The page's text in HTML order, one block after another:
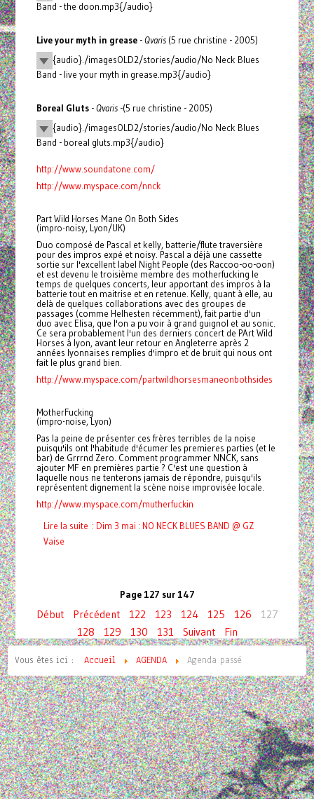
Band - the doon.mp3{/audio}
Live your myth in grease-Qvaris(5 rue christine - 2005)
{audio}./imagesOLD2/stories/audio/No Neck Blues
Band - live your myth in grease.mp3{/audio}
Boreal Gluts-Qvaris-(5 rue christine - 2005)
{audio}./imagesOLD2/stories/audio/No Neck Blues
Band - boreal gluts.mp3{/audio}
http://www.soundatone.com/
http://www.myspace.com/nnck
Part Wild Horses Mane On Both Sides
(impro-noisy, Lyon/UK)
Duo composé de Pascal et kelly, batterie/flute traversière
pour des impros expé et noisy. Pascal a déjà une cassette
sortie sur l'excellent label Night People (des Raccoo-oo-oon)
et est devenu le troisième membre des motherfucking le
temps de quelques concerts, leur apportant des impros à la
batterie tout en maitrise et en retenue. Kelly, quant à elle, au
delà de quelques collaborations avec des groupes de
passages (comme Helhesten récemment), fait partie d'un
duo avec Elisa, que l'on a pu voir à grand guignol et au sonic.
Ce sera probablement l'un des derniers concert de PArt Wild
Horses à lyon, avant leur retour en Angleterre après 2
années lyonnaises remplies d'impro et de bruit qui nous ont
fait le plus grand bien.
http://www.myspace.com/partwildhorsesmaneonbothsides
MotherFucking
(impro-noise, Lyon)
Pas la peine de présenter ces frères terribles de la noise
puisqu'ils ont l'habitude d'écumer les premieres parties (et le
bar) de Grrrnd Zero. Comment programmer NNCK, sans
ajouter MF en premières partie ? C'est une question à
laquelle nous ne tenterons jamais de répondre, puisqu'ils
représentent dignement la scène noise improvisée locale.
http://www.myspace.com/mutherfuckin
Lire la suite : Dim 3 mai : NO NECK BLUES BAND @ GZ
Vaise
Page 127 sur 147
Début Précédent 122 123 124 125 126
127
128
129 130 131 Suivant Fin
Vous êtes ici : Accueil AGENDA Agenda passé